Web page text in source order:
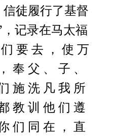
徒履行了基督
记录在马太福
要 去 ， 使 万
奉 父 、 子 、
施 洗 凡 我 所
教 训 他 们 遵
们 同 在 ， 直